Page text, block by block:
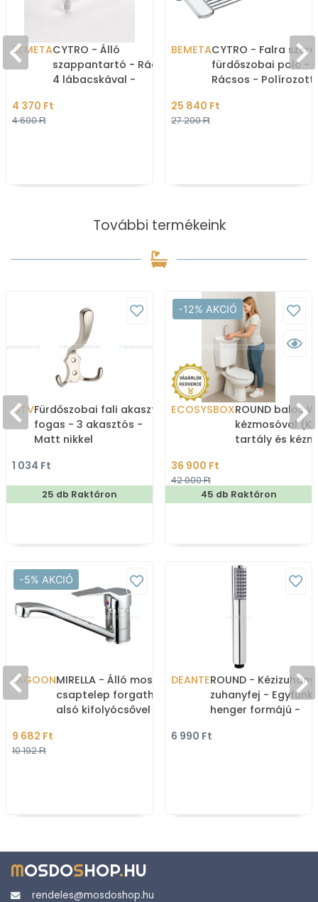
BEMETACYTRO - Álló
szappantartó - Rácsos -
4 lábacskával -
4 370 Ft
4 600 Ft
BEMETACYTRO - Falra
fürdőszobai polc -
Rácsos - Polírozott
25 840 Ft
27 200 Ft
További termékeink
GTVFürdőszobai fali akasztó,
fogas - 3 akasztós -
Matt nikkel
1 034 Ft
25 db Raktáron
-12% AKCIÓ
ECOSYSBOXROUND balos
kézmosóval
tartály és
36 900 Ft
42 000 Ft
45 db Raktáron
-5% AKCIÓ
LAGOONMIRELLA - Álló mosogató
csaptelep forgatható,
alsó kifolyócsővel -
9 682 Ft
10 192 Ft
DEANTEROUND - Kézizuhany,
zuhanyfej -
henger formájú -
6 990 Ft
MOSDOSHOP.HU
rendeles@mosdoshop.hu